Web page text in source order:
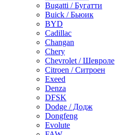
Bugatti / Бугатти
Buick / Бьюик
BYD
Cadillac
Changan
Chery
Chevrolet / Шевроле
Citroen / Ситроен
Exeed
Denza
DFSK
Dodge / Додж
Dongfeng
Evolute